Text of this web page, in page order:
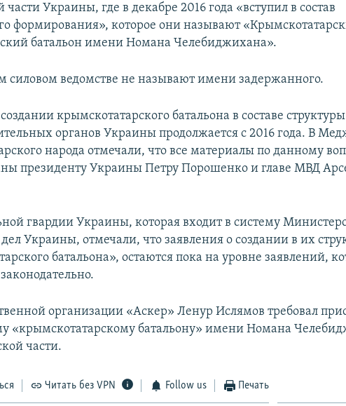
части Украины, где в декабре 2016 года «вступил в состав
формирования», которое они называют
батальон имени Номана Челебиджихана».
силовом ведомстве не называют имени задержанного.
крымскотатарского батальона в составе структуры
органов Украины продолжается с 2016 года. В
народа отмечали, что все материалы по данному
президенту Украины Петру Порошенко и главе МВД
гвардии Украины, которая входит в систему
Украины, отмечали, что заявления о создании в их
батальона», остаются пока на уровне заявлений,
организации «Аскер» Ленур Ислямов требовал
«крымскотатарскому батальону» имени Номана
части.
Читать без VPN Follow us Печать